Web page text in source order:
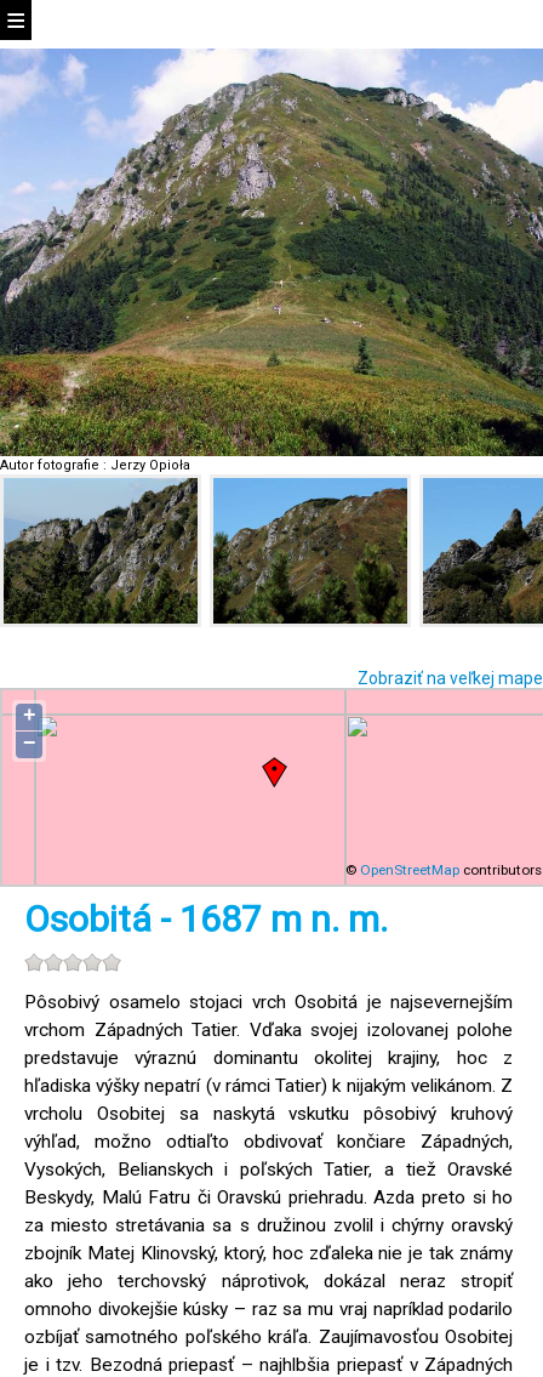
Autor fotografie : Jerzy Opioła
Zobraziť na veľkej mape
+
−
© OpenStreetMap contributors
Osobitá - 1687 m n. m.
Pôsobivý osamelo stojaci vrch Osobitá je najsevernejším
vrchom Západných Tatier. Vďaka svojej izolovanej polohe
predstavuje výraznú dominantu okolitej krajiny, hoc z
hľadiska výšky nepatrí (v rámci Tatier) k nijakým velikánom. Z
vrcholu Osobitej sa naskytá vskutku pôsobivý kruhový
výhľad, možno odtiaľto obdivovať končiare Západných,
Vysokých, Belianskych i poľských Tatier, a tiež Oravské
Beskydy, Malú Fatru či Oravskú priehradu. Azda preto si ho
za miesto stretávania sa s družinou zvolil i chýrny oravský
zbojník Matej Klinovský, ktorý, hoc zďaleka nie je tak známy
ako jeho terchovský náprotivok, dokázal neraz stropiť
omnoho divokejšie kúsky – raz sa mu vraj napríklad podarilo
ozbíjať samotného poľského kráľa. Zaujímavosťou Osobitej
je i tzv. Bezodná priepasť – najhlbšia priepasť v Západných